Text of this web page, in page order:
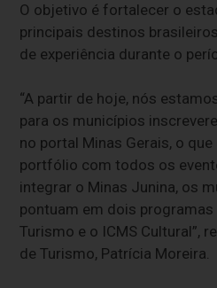
O objetivo é fortalecer o
principais destinos
de experiência durante o
“A partir de hoje, nós
para os municípios
no portal Minas Gerais, o
portfólio com todos os
integrar o Minas Junina, os
pontuam em dois
Turismo e o ICMS Cultural”,
de Turismo, Patrícia Moreira.